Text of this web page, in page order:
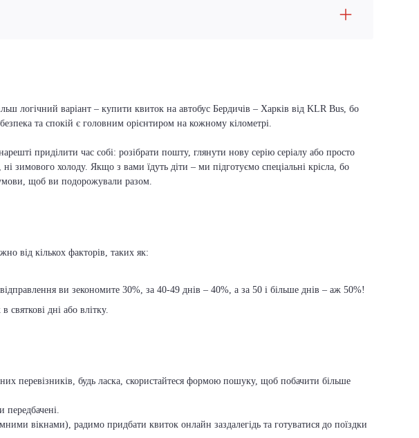
логічний варіант – купити квиток на автобус Бердичів – Харків від KLR Bus, бо
та спокій є головним орієнтиром на кожному кілометрі.
приділити час собі: розібрати пошту, глянути нову серію серіалу або просто
зимового холоду. Якщо з вами їдуть діти – ми підготуємо спеціальні крісла, бо
умови, щоб ви подорожували разом.
від кількох факторів, таких як:
ви зекономите 30%, за 40-49 днів – 40%, а за 50 і більше днів – аж 50%!
дні або влітку.
перевізників, будь ласка, скористайтеся формою пошуку, щоб побачити більше
передбачені.
вікнами), радимо придбати квиток онлайн заздалегідь та готуватися до поїздки